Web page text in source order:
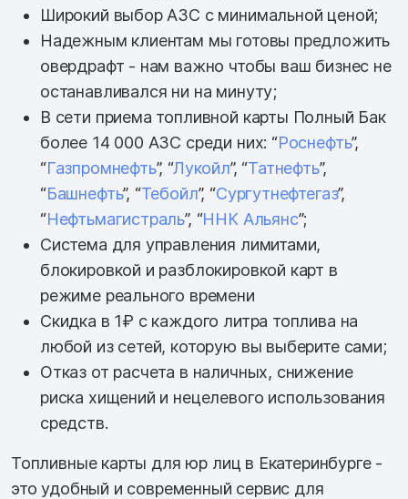
Широкий выбор АЗС с минимальной ценой;
Надежным клиентам мы готовы предложить
овердрафт - нам важно чтобы ваш бизнес не
останавливался ни на минуту;
В сети приема топливной карты Полный Бак
более 14 000 АЗС среди них: “Роснефть”,
“Газпромнефть”, “Лукойл”, “Татнефть”,
“Башнефть”, “Тебойл”, “Сургутнефтегаз”,
“Нефтьмагистраль”, “ННК Альянс”;
Система для управления лимитами,
блокировкой и разблокировкой карт в
режиме реального времени
Скидка в 1₽ с каждого литра топлива на
любой из сетей, которую вы выберите сами;
Отказ от расчета в наличных, снижение
риска хищений и нецелевого использования
средств.
Топливные карты для юр лиц в Екатеринбурге -
это удобный и современный сервис для